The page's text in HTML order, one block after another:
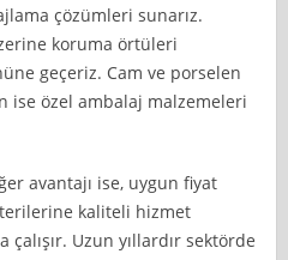
çözümleri sunarız.
koruma örtüleri
geçeriz. Cam ve porselen
ise özel ambalaj malzemeleri
avantajı ise, uygun fiyat
kaliteli hizmet
Uzun yıllardır sektörde